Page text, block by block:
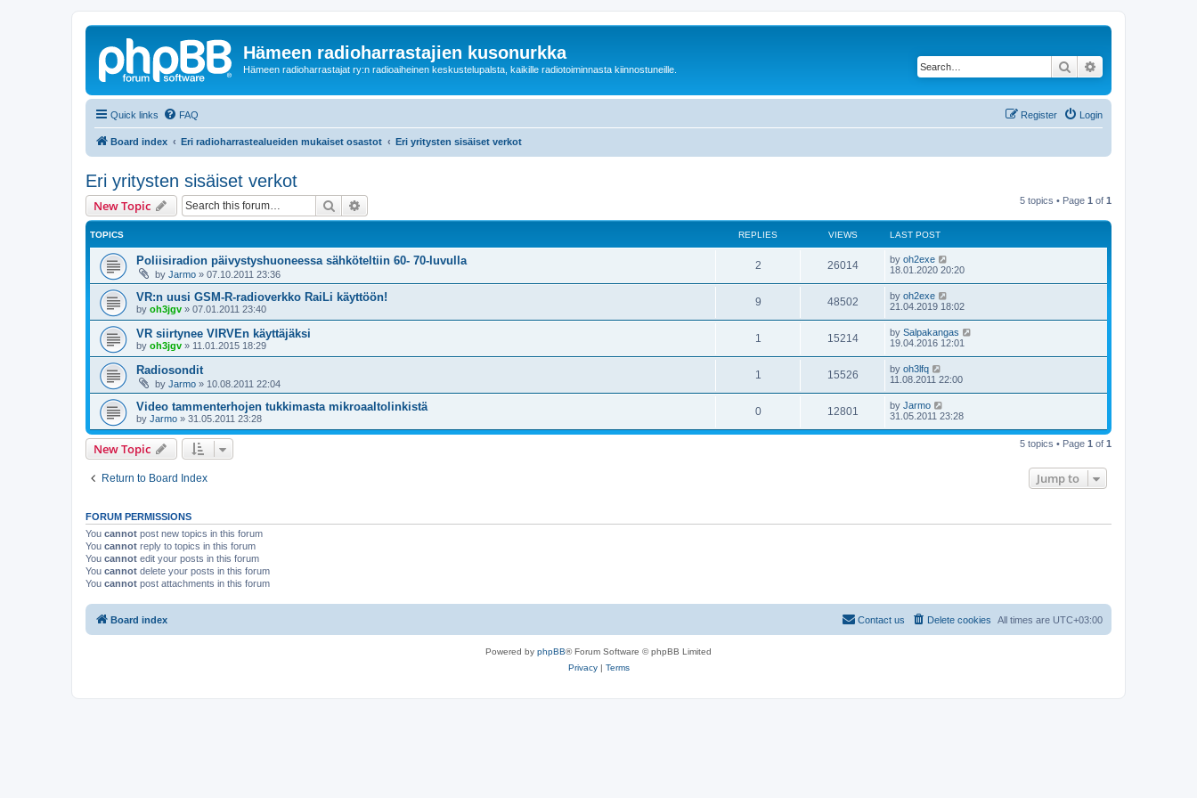
Hämeen radioharrastajien kusonurkka
Hämeen radioharrastajat ry:n radioaiheinen keskustelupalsta, kaikille radiotoiminnasta kiinnostuneille. Search
Quick links FAQ Login
Register
Board index Eri radioharrastealueiden mukaiset osastot Eri yritysten sisäiset verkot
Eri yritysten sisäiset verkot
New Topic Search 5 topics • Page 1 of 1
TOPICS REPLIES VIEWS LAST POST
Poliisiradion päivystyshuoneessa sähköteltiin 60- 70-luvulla
by Jarmo » 07.10.2011 23:36
2 26014 by oh2exe
18.01.2020 20:20
VR:n uusi GSM-R-radioverkko RaiLi käyttöön!
by oh3jgv » 07.01.2011 23:40
9 48502 by oh2exe
21.04.2019 18:02
VR siirtynee VIRVEn käyttäjäksi
by oh3jgv » 11.01.2015 18:29
1 15214 by Salpakangas
19.04.2016 12:01
Radiosondit
by Jarmo » 10.08.2011 22:04
1 15526 by oh3lfq
11.08.2011 22:00
Video tammenterhojen tukkimasta mikroaaltolinkistä
by Jarmo » 31.05.2011 23:28
0 12801 by Jarmo
31.05.2011 23:28
New Topic 5 topics • Page 1 of 1
Return to Board Index Jump to
FORUM PERMISSIONS
You cannot post new topics in this forum
You cannot reply to topics in this forum
You cannot edit your posts in this forum
You cannot delete your posts in this forum
You cannot post attachments in this forum
Board index All times are UTC+03:00
Delete cookies
Contact us
Powered by phpBB® Forum Software © phpBB Limited
Privacy| Terms